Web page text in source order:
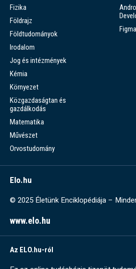
Fizika
Földrajz
Földtudományok
Irodalom
Jog és intézmények
Kémia
Környezet
Közgazdaságtan és
gazdálkodás
Matematika
Művészet
Orvostudomány
Elo.hu
© 2025 Életünk Enciklopédiája –
www.elo.hu
Az ELO.hu-ról